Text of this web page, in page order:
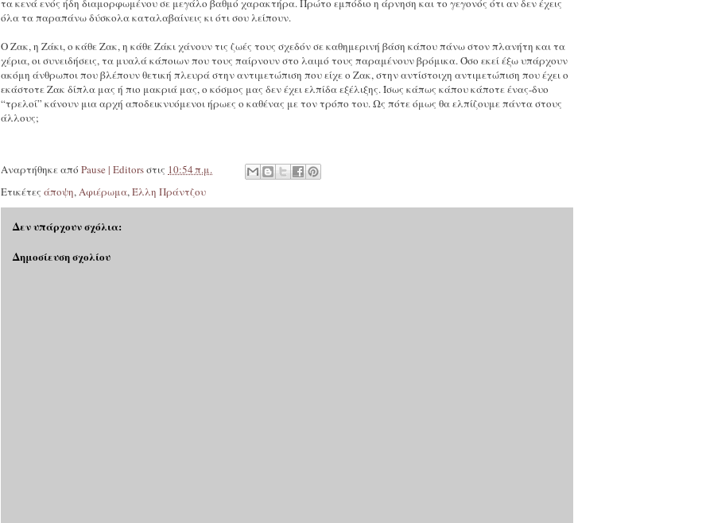
τα κενά ενός ήδη διαμορφωμένου σε μεγάλο βαθμό χαρακτήρα. Πρώτο εμπόδιο η άρνηση και το γεγονός ότι αν δεν έχεις
όλα τα παραπάνω δύσκολα καταλαβαίνεις κι ότι σου λείπουν.
Ο Ζακ, η Ζάκι, ο κάθε Ζακ, η κάθε Ζάκι χάνουν τις ζωές τους σχεδόν σε καθημερινή βάση κάπου πάνω στον πλανήτη και τα
χέρια, οι συνειδήσεις, τα μυαλά κάποιων που τους παίρνουν στο λαιμό τους παραμένουν βρόμικα. Όσο εκεί έξω υπάρχουν
ακόμη άνθρωποι που βλέπουν θετική πλευρά στην αντιμετώπιση που είχε ο Ζακ, στην αντίστοιχη αντιμετώπιση που έχει ο
εκάστοτε Ζακ δίπλα μας ή πιο μακριά μας, ο κόσμος μας δεν έχει ελπίδα εξέλιξης. Ίσως κάπως κάπου κάποτε ένας-δυο
“τρελοί” κάνουν μια αρχή αποδεικνυόμενοι ήρωες ο καθένας με τον τρόπο του. Ως πότε όμως θα ελπίζουμε πάντα στους
άλλους;
Αναρτήθηκε από Pause | Editorsστις 10:54 π.μ.
Ετικέτες άποψη,Αφιέρωμα,Έλλη Πράντζου
Δεν υπάρχουν σχόλια:
Δημοσίευση σχολίου